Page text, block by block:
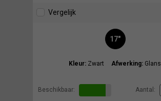
Vergelijk
17"
Kleur: Zwart Afwerking: Glans
Beschikbaar: Aantal: